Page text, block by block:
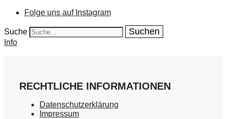
Folge uns auf Instagram
Suche
Info
RECHTLICHE INFORMATIONEN
Datenschutzerklärung
Impressum